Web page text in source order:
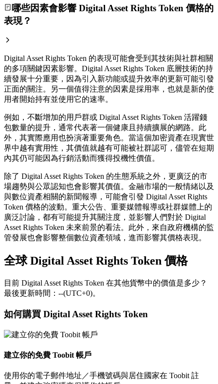
哪些因素會影響 Digital Asset Rights Token 價格的
表現？
Digital Asset Rights Token 的表現可能會受到其技術與社群相關
的多項關鍵因素影響。Digital Asset Rights Token 底層技術的持
續發展十分重要，因為引入新功能或提升效率的更新可能引發
正面的關注。另一個值得注意的因素是採用率，也就是新的使
用者開始持有並使用它的速率。
例如，不斷增加的用戶群或 Digital Asset Rights Token 活躍錢
包數量的提升，通常代表著一個健康且持續擴展的網路。此
外，其實際應用也扮演著重要角色。當這個加密資產在現實世
界中越有實用性，其價值就越有可能被社群認可，儘管在短期
內其仍可能因為行銷活動而獲得投機性價值。
除了 Digital Asset Rights Token 的生態系統之外，更廣泛的市
場趨勢與公眾認知也會影響其價值。金融市場的一般情緒以及
與數位資產相關的新聞報導，可能會引發 Digital Asset Rights
Token 價格的波動。重大公告、重要媒體報導或社群媒體上的
廣泛討論，都有可能提升其關注度，並影響人們對於 Digital
Asset Rights Token 未來前景的看法。此外，來自政府機構的監
管發展也會影響整個數位資產領域，進而影響其價格表現。
全球 Digital Asset Rights Token 價格
目前 Digital Asset Rights Token 在其他貨幣中的價值是多少？
最後更新時間：--(UTC+0)。
如何購買 Digital Asset Rights Token
建立你的免費 Toobit 帳戶
使用你的電子郵件地址／手機號碼與居住國家在 Toobit 註